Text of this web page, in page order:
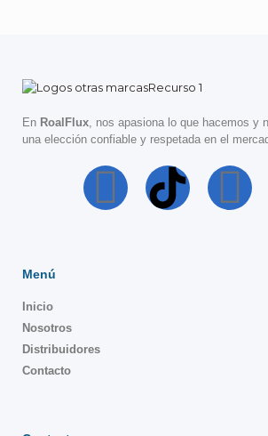
En RoalFlux , nos apasiona lo que hacemos y
una elección confiable y respetada en el
Menú
Inicio
Nosotros
Distribuidores
Contacto